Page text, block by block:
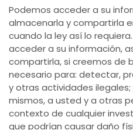
Podemos acceder a su
almacenarla y compartirla
cuando la ley así lo
acceder a su información,
compartirla, si creemos de
necesario para: detectar,
y otras actividades
mismos, a usted y a otras
contexto de cualquier
que podrían causar daño